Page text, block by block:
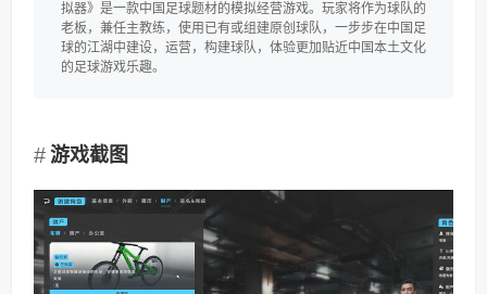
拟器》是一款中国足球题材的模拟经营游戏。玩家将作为球队的
老板，兼任主教练，使用已有或组建原创球队，一步步在中国足
球的江湖中建设，运营，构建球队，体验更加贴近中国本土文化
的足球游戏乐趣。
游戏截图